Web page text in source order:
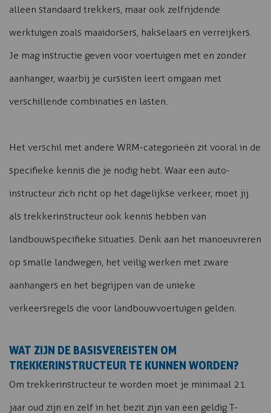
alleen standaard trekkers, maar ook zelfrijdende
werktuigen zoals maaidorsers, hakselaars en verreijkers.
Je mag instructie geven voor voertuigen met en zonder
aanhanger, waarbij je cursisten leert omgaan met
verschillende combinaties en lasten.
Het verschil met andere WRM-categorieën zit vooral in de
specifieke kennis die je nodig hebt. Waar een auto-
instructeur zich richt op het dagelijkse verkeer, moet jij
als trekkerinstructeur ook kennis hebben van
landbouwspecifieke situaties. Denk aan het manoeuvreren
op smalle landwegen, het veilig werken met zware
aanhangers en het begrijpen van de unieke
verkeersregels die voor landbouwvoertuigen gelden.
WAT ZIJN DE BASISVEREISTEN OM
TREKKERINSTRUCTEUR TE KUNNEN WORDEN?
Om trekkerinstructeur te worden moet je minimaal 21
jaar oud zijn en zelf in het bezit zijn van een geldig T-